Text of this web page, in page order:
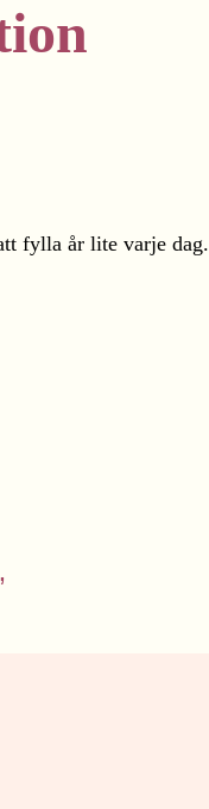
fylla år lite varje dag.